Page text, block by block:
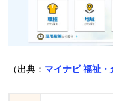
（出典： マイナビ 福祉・